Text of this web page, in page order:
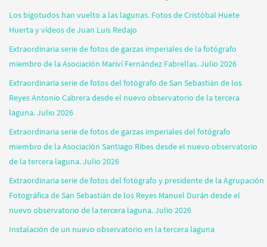
Los bigotudos han vuelto a las lagunas. Fotos de Cristóbal Huete
Huerta y vídeos de Juan Luis Redajo
Extraordinaria serie de fotos de garzas imperiales de la fotógrafo
miembro de la Asociación Mariví Fernández Fabrellas. Julio 2026
Extraordinaria serie de fotos del fotógrafo de San Sebastián de los
Reyes Antonio Cabrera desde el nuevo observatorio de la tercera
laguna. Julio 2026
Extraordinaria serie de fotos de garzas imperiales del fotógrafo
miembro de la Asociación Santiago Ribes desde el nuevo observatorio
de la tercera laguna. Julio 2026
Extraordinaria serie de fotos del fotógrafo y presidente de la Agrupación
Fotográfica de San Sebastián de los Reyes Manuel Durán desde el
nuevo observatorio de la tercera laguna. Julio 2026
Instalación de un nuevo observatorio en la tercera laguna